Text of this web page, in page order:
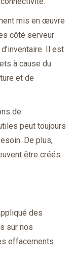
mis en œuvre
côté serveur
Il est
à cause du
et de
de
peut toujours
De plus,
être créés
des
sur nos
effacements